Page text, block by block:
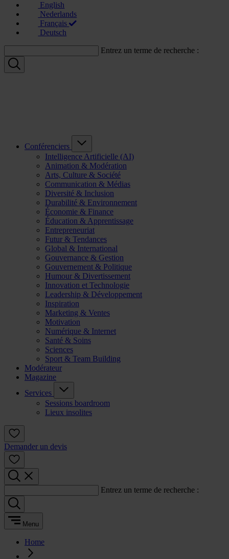
English
Nederlands
Français
Deutsch
Entrez un terme de recherche :
Conférenciers
Intelligence Artificielle (AI)
Animation & Modération
Arts, Culture & Société
Communication & Médias
Diversité & Inclusion
Durabilité & Environnement
Économie & Finance
Éducation & Apprentissage
Entrepreneuriat
Futur & Tendances
Global & International
Gouvernance & Gestion
Gouvernement & Politique
Humour & Divertissement
Innovation et Technologie
Leadership & Développement
Inspiration
Marketing & Ventes
Motivation
Numérique & Internet
Santé & Soins
Sciences
Sport & Team Building
Modérateur
Magazine
Services
Sessions boardroom
Lieux insolites
Demander un devis
Entrez un terme de recherche :
Menu
Home